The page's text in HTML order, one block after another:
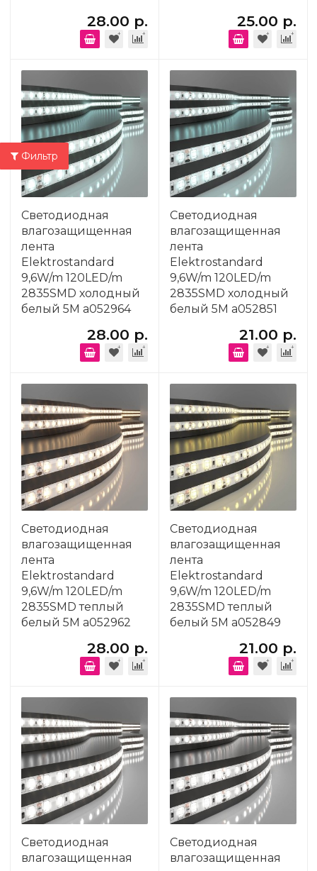
28.00 р. 25.00 р.
Светодиодная
влагозащищенная
лента
Elektrostandard
9,6W/m 120LED/m
2835SMD холодный
белый 5M a052964
28.00 р.
Светодиодная
влагозащищенная
лента
Elektrostandard
9,6W/m 120LED/m
2835SMD холодный
белый 5M a052851
21.00 р.
Светодиодная
влагозащищенная
лента
Elektrostandard
9,6W/m 120LED/m
2835SMD теплый
белый 5M a052962
28.00 р.
Светодиодная
влагозащищенная
лента
Elektrostandard
9,6W/m 120LED/m
2835SMD теплый
белый 5M a052849
21.00 р.
Светодиодная
влагозащищенная
Светодиодная
влагозащищенная
Фильтр